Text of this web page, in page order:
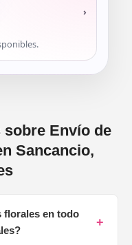
›
sobre Envío de
Sancancio,
florales en todo
+